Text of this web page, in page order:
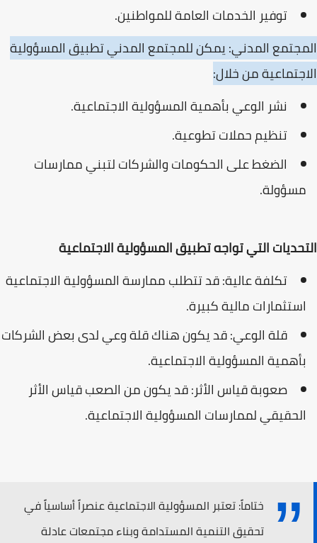
توفير الخدمات العامة للمواطنين.
المجتمع المدني: يمكن للمجتمع المدني تطبيق المسؤولية
الاجتماعية من خلال:
نشر الوعي بأهمية المسؤولية الاجتماعية.
تنظيم حملات تطوعية.
الضغط على الحكومات والشركات لتبني ممارسات
مسؤولة.
التحديات التي تواجه تطبيق المسؤولية الاجتماعية
تكلفة عالية: قد تتطلب ممارسة المسؤولية الاجتماعية
استثمارات مالية كبيرة.
قلة الوعي: قد يكون هناك قلة وعي لدى بعض الشركات
بأهمية المسؤولية الاجتماعية.
صعوبة قياس الأثر: قد يكون من الصعب قياس الأثر
الحقيقي لممارسات المسؤولية الاجتماعية.
ختاماً: تعتبر المسؤولية الاجتماعية عنصراً أساسياً في
تحقيق التنمية المستدامة وبناء مجتمعات عادلة